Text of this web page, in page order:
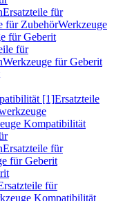
Ersatzteile für
für ZubehörWerkzeuge
für Geberit
für
Werkzeuge für Geberit
[1]Ersatzteile
Kompatibilität
Ersatzteile für
für Geberit
für
Kompatibilität